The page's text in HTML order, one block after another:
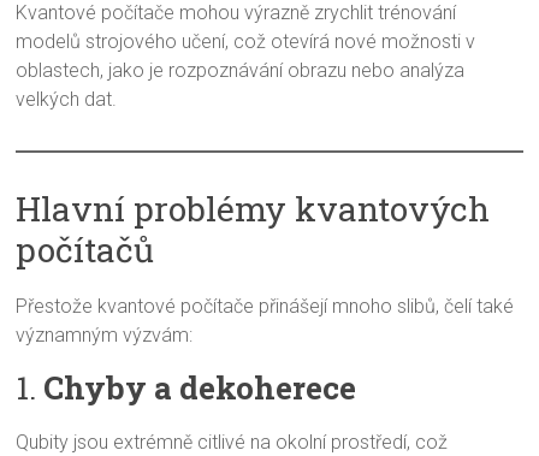
Kvantové počítače mohou výrazně zrychlit trénování
modelů strojového učení, což otevírá nové možnosti v
oblastech, jako je rozpoznávání obrazu nebo analýza
velkých dat.
Hlavní problémy kvantových
počítačů
Přestože kvantové počítače přinášejí mnoho slibů, čelí také
významným výzvám:
1. Chyby a dekoherece
Qubity jsou extrémně citlivé na okolní prostředí, což